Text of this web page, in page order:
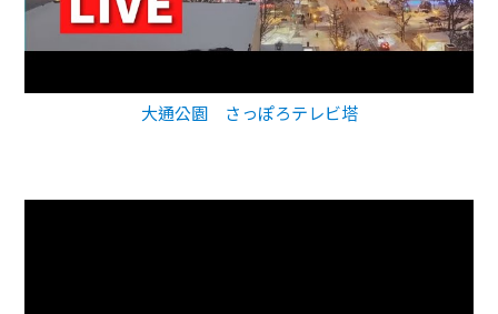
大通公園 さっぽろテレビ塔